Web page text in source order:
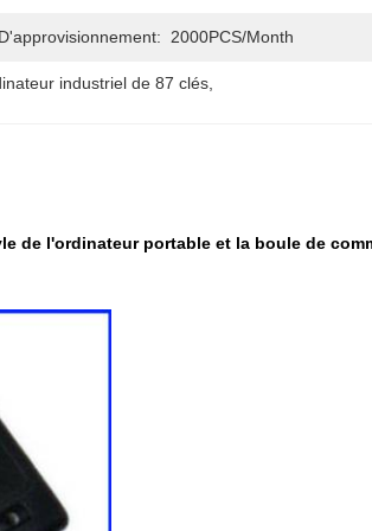
2000PCS/month
industriel de 87 clés,
de l'ordinateur portable et la boule de